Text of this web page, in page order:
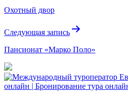
записям
Охотный двор
Следующая запись
Пансионат «Марко Поло»